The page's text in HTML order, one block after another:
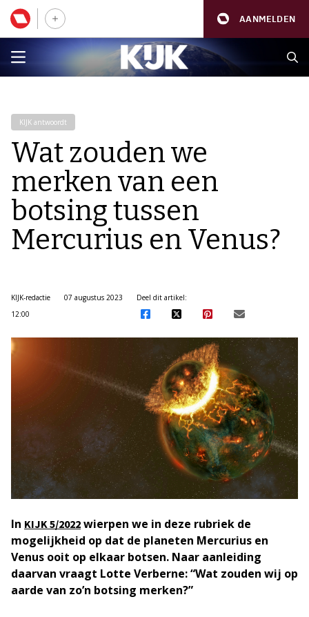
AANMELDEN
KIJK antwoordt
Wat zouden we
merken van een
botsing tussen
Mercurius en Venus?
KIJK-redactie
07 augustus 2023
12:00
Deel dit artikel:
In KIJK 5/2022 wierpen we in deze rubriek de
mogelijkheid op dat de planeten Mercurius en
Venus ooit op elkaar botsen. Naar aanleiding
daarvan vraagt Lotte Verberne: “Wat zouden wij op
aarde van zo’n botsing merken?”